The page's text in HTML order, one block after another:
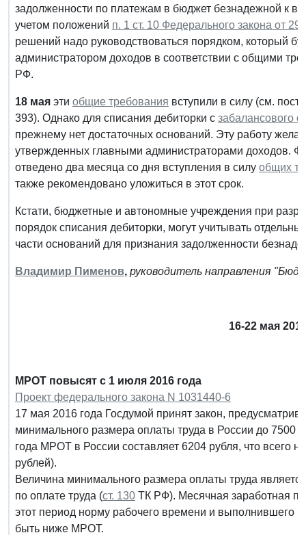
задолженности по платежам в бюджет безнадежной к
учетом положений п. 1 ст. 10 Федерального закона от
решений надо руководствоваться порядком, который
администратором доходов в соответствии с общими
РФ.
18 мая эти общие требования вступили в силу (см.
393). Однако для списания дебиторки с забалансового
прежнему нет достаточных оснований. Эту работу
утвержденных главными администраторами доходов.
отведено два месяца со дня вступления в силу общих
также рекомендовано уложиться в этот срок.
Кстати, бюджетные и автономные учреждения при
порядок списания дебиторки, могут учитывать
части оснований для признания задолженности
Владимир Пименов, руководитель направления
16-22 мая
МРОТ повысят с 1 июля 2016 года
Проект федерального закона N 1031440-6
17 мая 2016 года Госдумой принят закон,
минимального размера оплаты труда в России до 7500
года МРОТ в России составляет 6204 рубля, что всего
рублей).
Величина минимального размера оплаты труда
по оплате труда (ст. 130 ТК РФ). Месячная заработная
этот период норму рабочего времени и выполнившего
быть ниже МРОТ.